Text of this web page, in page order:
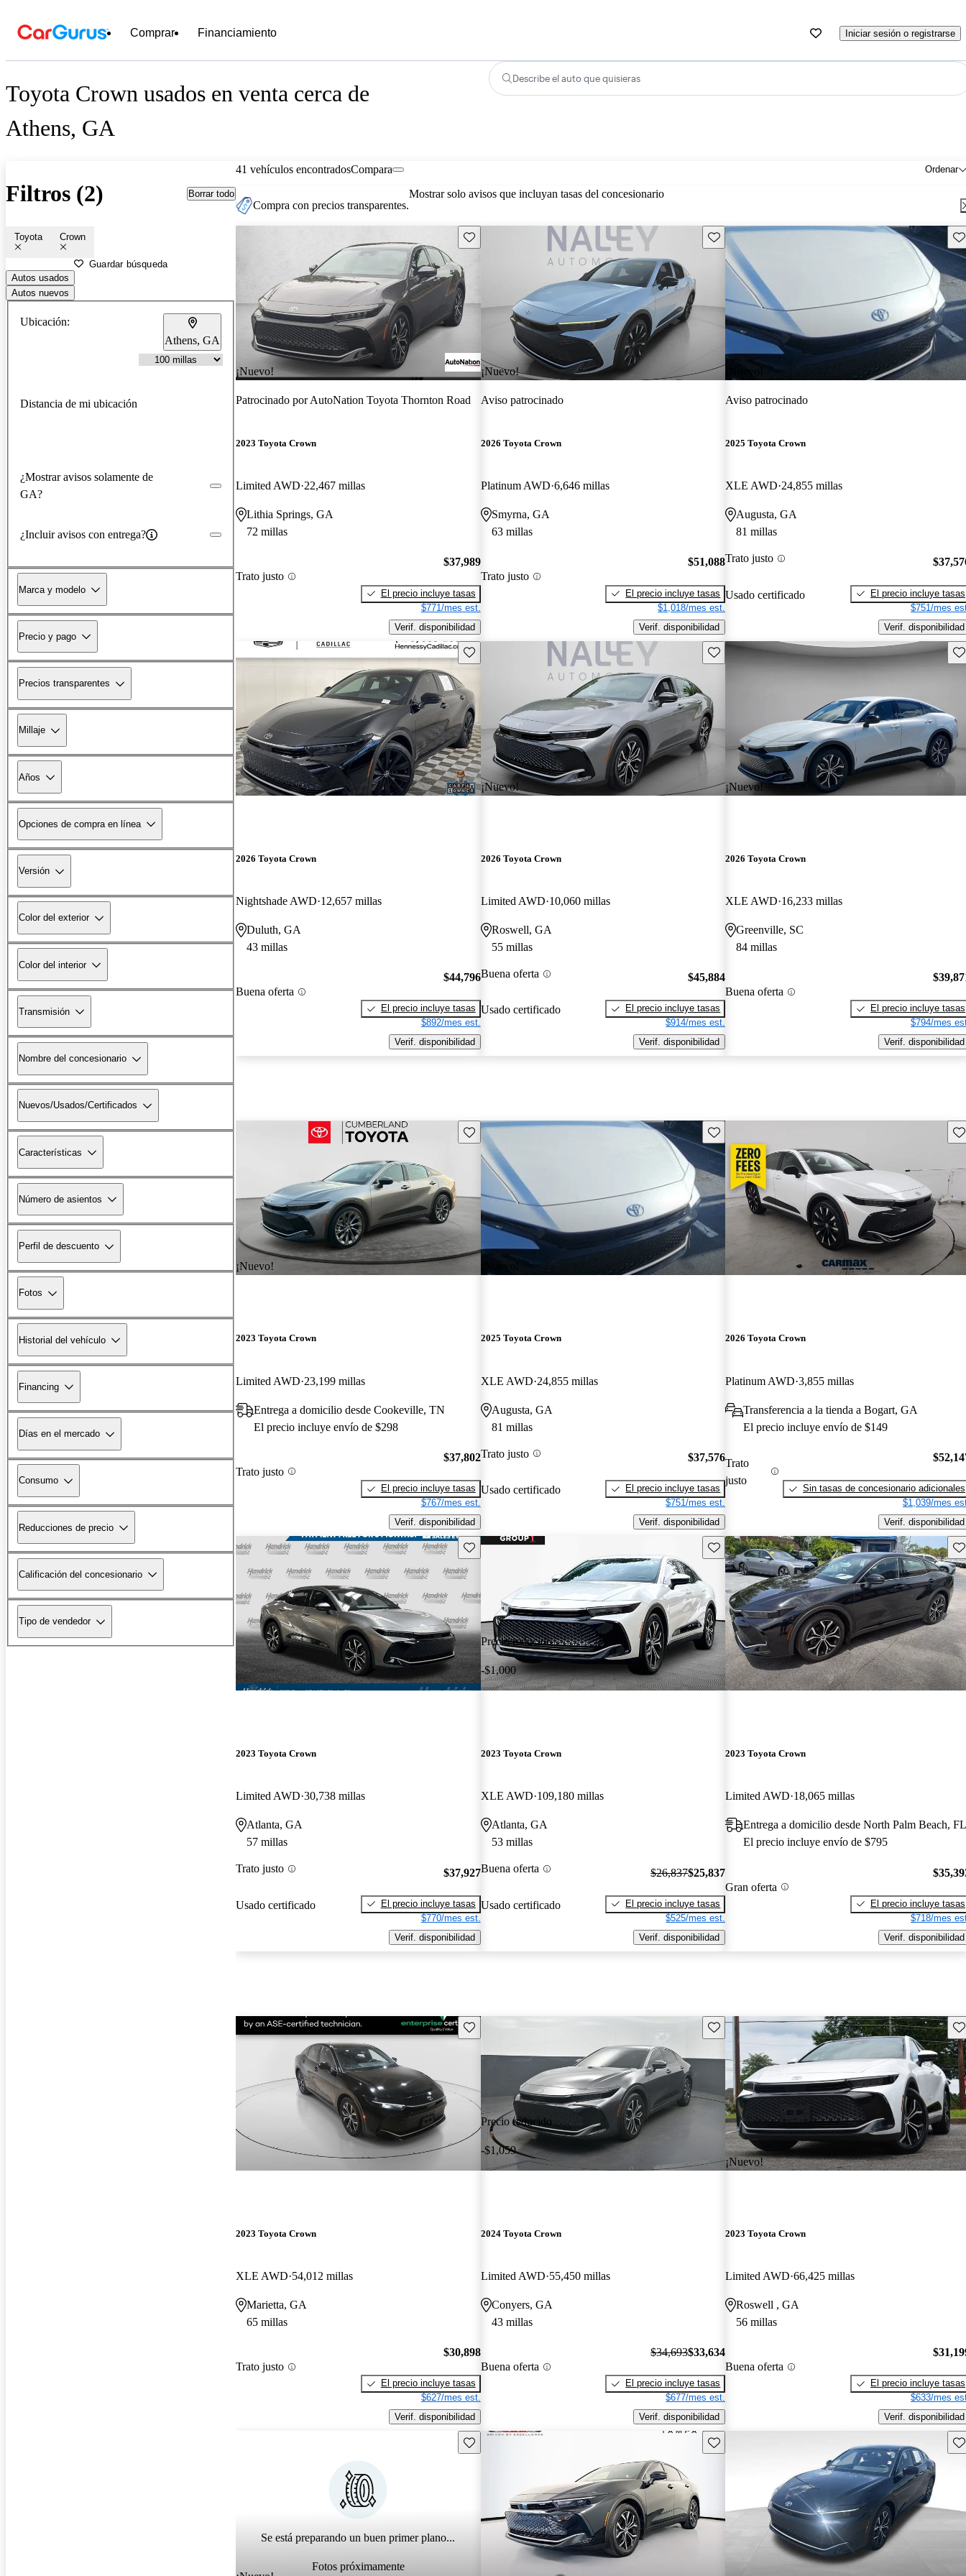
Comprar Financiamiento Iniciar sesión o registrarse
Toyota Crown usados en venta cerca de
Athens, GA
Describe el auto que quisieras
Filtros (2) Borrar todo
Toyota Crown
Guardar búsqueda
Autos usados
Autos nuevos
Ubicación:
Athens, GA
Distancia de mi ubicación
¿Mostrar avisos solamente de
GA?
¿Incluir avisos con entrega?
Marca y modelo
Precio y pago
Precios transparentes
Millaje
Años
Opciones de compra en línea
Versión
Color del exterior
Color del interior
Transmisión
Nombre del concesionario
Nuevos/Usados/Certificados
Características
Número de asientos
Perfil de descuento
Fotos
Historial del vehículo
Financing
Días en el mercado
Consumo
Reducciones de precio
Calificación del concesionario
Tipo de vendedor
41 vehículos encontrados Ordenar
Compara
Compra con precios transparentes.
Mostrar solo avisos que incluyan tasas del concesionario
¡Nuevo!
Guarda este Aviso
Patrocinado porAutoNation Toyota Thornton Road
2023 Toyota Crown
Limited AWD 22,467 millas
Lithia Springs, GA
72 millas
Trato justo
$37,989
El precio incluye tasas
$771/mes est.
Verif. disponibilidad
¡Nuevo!
Guarda este Aviso
Aviso patrocinado
2026 Toyota Crown
Platinum AWD 6,646 millas
Smyrna, GA
63 millas
Trato justo
$51,088
El precio incluye tasas
$1,018/mes est.
Verif. disponibilidad
Aviso patrocinado
2025 Toyota Crown
XLE AWD 24,855 millas
Augusta, GA
81 millas
Trato justo
Usado certificado
El precio incluye tasas
$751/mes
Verif. disponibilidad
Guarda este Aviso
2026 Toyota Crown
Nightshade AWD 12,657 millas
Duluth, GA
43 millas
Buena oferta
$44,796
El precio incluye tasas
$892/mes est.
Verif. disponibilidad
¡Nuevo!
Guarda este Aviso
2026 Toyota Crown
Limited AWD 10,060 millas
Roswell, GA
55 millas
Buena oferta
Usado certificado
$45,884
El precio incluye tasas
$914/mes est.
Verif. disponibilidad
¡Nuevo!
2026 Toyota Crown
XLE AWD 16,233 millas
Greenville, SC
84 millas
Buena oferta
El precio incluye tasas
$794/mes
Verif. disponibilidad
¡Nuevo!
Guarda este Aviso
2023 Toyota Crown
Limited AWD 23,199 millas
Entrega a domicilio desde Cookeville, TN
El precio incluye envío de $298
Trato justo
$37,802
El precio incluye tasas
$767/mes est.
Verif. disponibilidad
Guarda este Aviso
2025 Toyota Crown
XLE AWD 24,855 millas
Augusta, GA
81 millas
Trato justo
Usado certificado
$37,576
El precio incluye tasas
$751/mes est.
Verif. disponibilidad
2026 Toyota Crown
Platinum AWD 3,855 millas
Transferencia a la tienda a Bogart, GA
El precio incluye envío de $149
Trato
justo
Sin tasas de concesionario adicionales
$1,039/mes
Verif. disponibilidad
Guarda este Aviso
2023 Toyota Crown
Limited AWD 30,738 millas
Atlanta, GA
57 millas
Trato justo
Usado certificado
$37,927
El precio incluye tasas
$770/mes est.
Verif. disponibilidad
Precio reducido
-$1,000
Guarda este Aviso
2023 Toyota Crown
XLE AWD 109,180 millas
Atlanta, GA
53 millas
Buena oferta
Usado certificado
$26,837$25,837
El precio incluye tasas
$525/mes est.
Verif. disponibilidad
2023 Toyota Crown
Limited AWD 18,065 millas
Entrega a domicilio desde North Palm Beach,
El precio incluye envío de $795
Gran oferta
El precio incluye tasas
$718/mes
Verif. disponibilidad
Guarda este Aviso
2023 Toyota Crown
XLE AWD 54,012 millas
Marietta, GA
65 millas
Trato justo
$30,898
El precio incluye tasas
$627/mes est.
Verif. disponibilidad
Precio reducido
-$1,059
Guarda este Aviso
2024 Toyota Crown
Limited AWD 55,450 millas
Conyers, GA
43 millas
Buena oferta
$34,693$33,634
El precio incluye tasas
$677/mes est.
Verif. disponibilidad
¡Nuevo!
2023 Toyota Crown
Limited AWD 66,425 millas
Roswell , GA
56 millas
Buena oferta
El precio incluye tasas
$633/mes
Verif. disponibilidad
Se está preparando un buen primer plano...
Fotos próximamente
Guarda este Aviso Guarda este Aviso